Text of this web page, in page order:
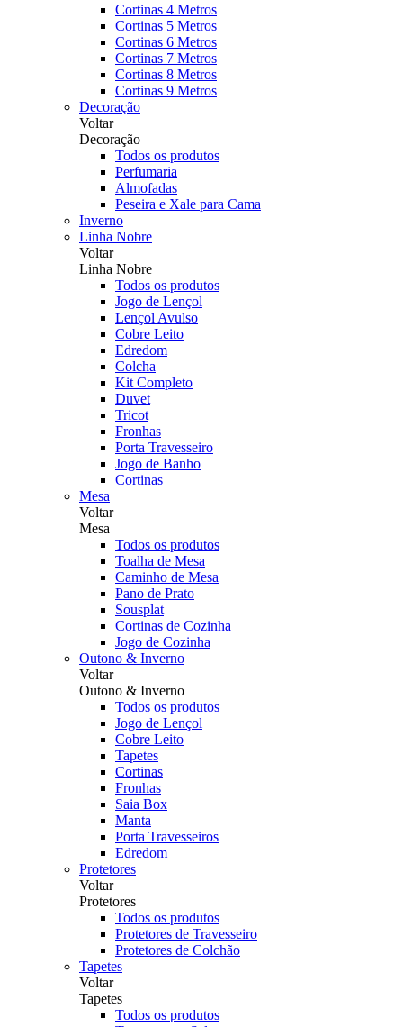
Cortinas 4 Metros
Cortinas 5 Metros
Cortinas 6 Metros
Cortinas 7 Metros
Cortinas 8 Metros
Cortinas 9 Metros
Decoração
Voltar
Decoração
Todos os produtos
Perfumaria
Almofadas
Peseira e Xale para Cama
Inverno
Linha Nobre
Voltar
Linha Nobre
Todos os produtos
Jogo de Lençol
Lençol Avulso
Cobre Leito
Edredom
Colcha
Kit Completo
Duvet
Tricot
Fronhas
Porta Travesseiro
Jogo de Banho
Cortinas
Mesa
Voltar
Mesa
Todos os produtos
Toalha de Mesa
Caminho de Mesa
Pano de Prato
Sousplat
Cortinas de Cozinha
Jogo de Cozinha
Outono & Inverno
Voltar
Outono & Inverno
Todos os produtos
Jogo de Lençol
Cobre Leito
Tapetes
Cortinas
Fronhas
Saia Box
Manta
Porta Travesseiros
Edredom
Protetores
Voltar
Protetores
Todos os produtos
Protetores de Travesseiro
Protetores de Colchão
Tapetes
Voltar
Tapetes
Todos os produtos